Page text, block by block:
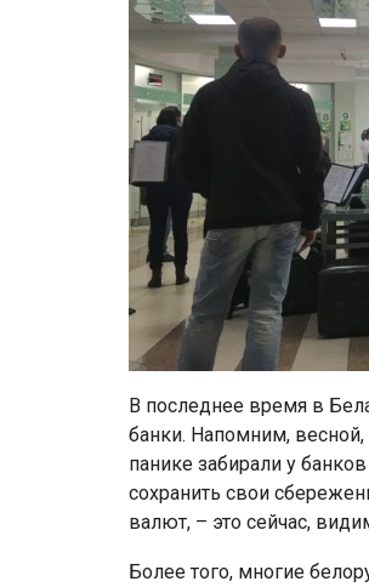
В последнее время в
банки. Напомним, весной,
панике забирали у
сохранить свои
валют, – это сейчас,
Более того, многие